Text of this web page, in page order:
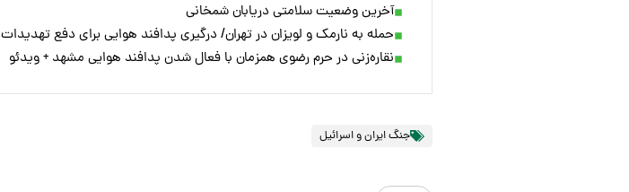
آخرین وضعیت سلامتی دریابان شمخانی
حمله به نارمک و لویزان در تهران/ درگیری پدافند هوایی برای دفع تهدیدات
نقاره‌زنی در حرم رضوی همزمان با فعال شدن پدافند هوایی مشهد + ویدئو
جنگ ایران و اسرائیل